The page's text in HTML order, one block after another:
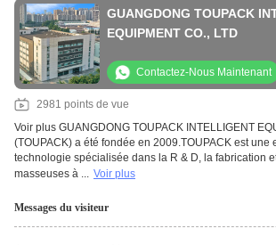
GUANGDONG TOUPACK
EQUIPMENT CO., LTD
Contactez-Nous Maintenant
2981 points de vue
Voir plus GUANGDONG TOUPACK INTELLIGENT
(TOUPACK) a été fondée en 2009.TOUPACK est une
technologie spécialisée dans la R & D, la fabrication
masseuses à ... Voir plus
Messages du visiteur